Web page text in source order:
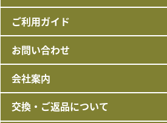
ご利用ガイド
お問い合わせ
会社案内
交換・ご返品について